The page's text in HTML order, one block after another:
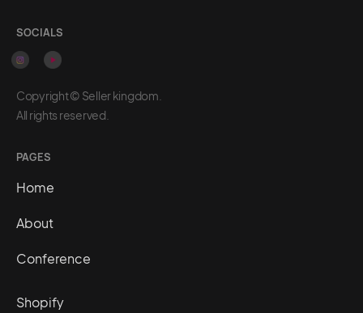
SOCIALS
Copyright © Seller kingdom.
All rights reserved.
PAGES
Home
About
Conference
Shopify